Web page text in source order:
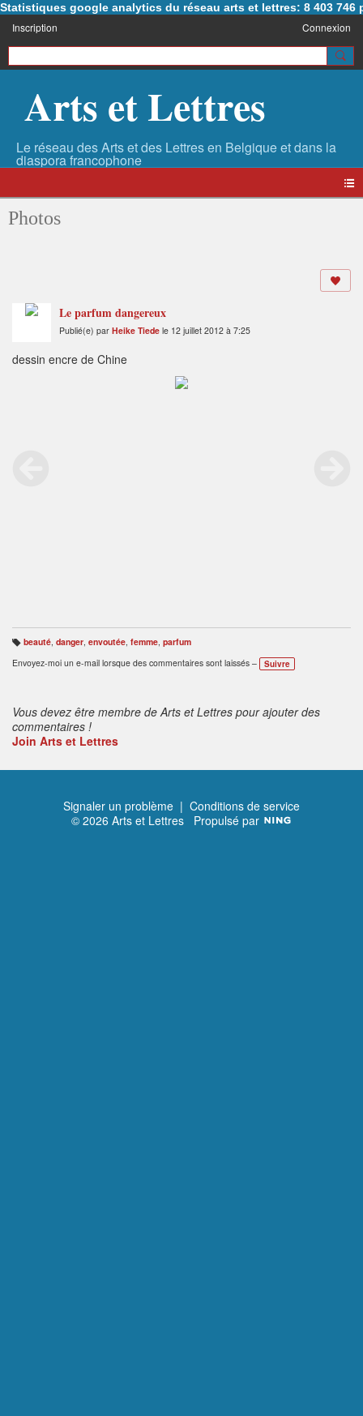
Statistiques google analytics du réseau arts et lettres: 8 403 746
Inscription Connexion
Arts et Lettres
Photos
Le parfum dangereux
Publié(e) par Heike Tiede le 12 juillet 2012 à 7:25
dessin encre de Chine
B
ali
s
beauté, danger, envoutée, femme, parfum
Envoyez-moi un e-mail lorsque des commentaires sont laissés –
Suivre
Vous devez être membre de Arts et Lettres pour ajouter des
commentaires !
Join Arts et Lettres
Signaler un problème | Conditions de service
© 2026 Arts et Lettres Propulsé par